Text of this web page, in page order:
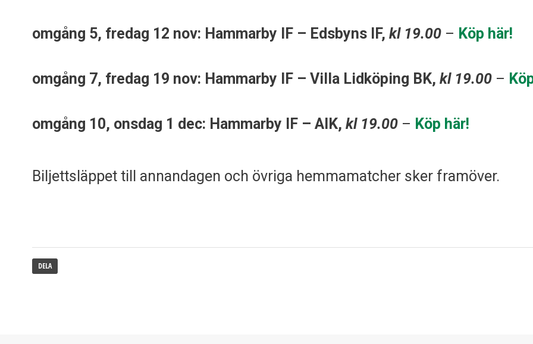
omgång 5, fredag 12 nov: Hammarby IF – Edsbyns IF, kl 19.00– Köp här!
omgång 7, fredag 19 nov: Hammarby IF – Villa Lidköping BK, kl 19.00–
omgång 10, onsdag 1 dec: Hammarby IF – AIK, kl 19.00– Köp här!
Biljettsläppet till annandagen och övriga hemmamatcher sker framöver.
DELA